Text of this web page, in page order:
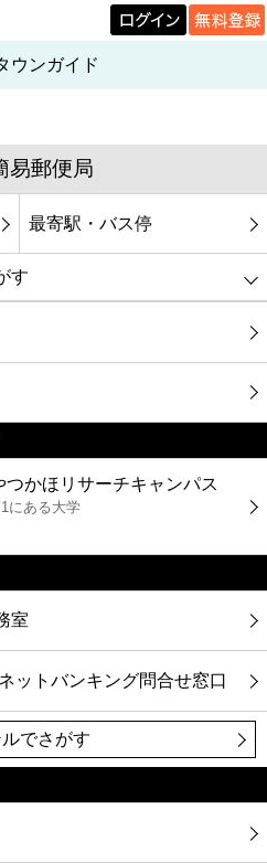
ウンガイド
易郵便局
最寄駅・バス停
す
つかほリサーチキャンパス
にある大学
室
ットバンキング問合せ窓口
でさがす